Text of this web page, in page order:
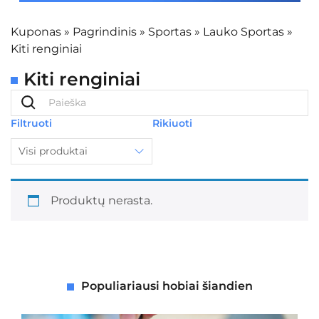
Kuponas » Pagrindinis » Sportas » Lauko Sportas »
Kiti renginiai
Kiti renginiai
Filtruoti
Visi produktai
Rikiuoti
Produktų nerasta.
Populiariausi hobiai šiandien